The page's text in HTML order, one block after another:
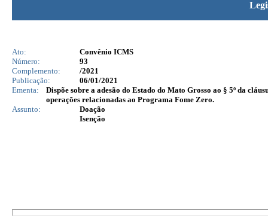
Ato:
Convênio ICMS
Número:
93
Complemento:
/2021
Publicação:
06/01/2021
Ementa:
Dispõe sobre a adesão do Estado do Mato Grosso ao § 5º da
operações relacionadas ao Programa Fome Zero.
Assunto:
Doação
Isenção